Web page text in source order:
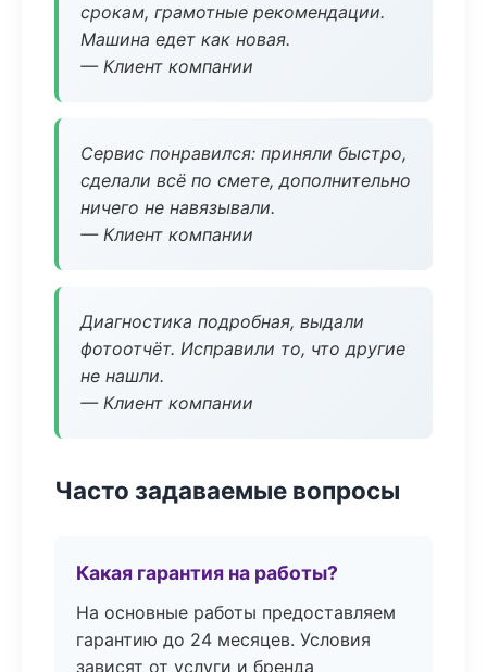
срокам, грамотные рекомендации.
Машина едет как новая.
— Клиент компании
Сервис понравился: приняли быстро,
сделали всё по смете, дополнительно
ничего не навязывали.
— Клиент компании
Диагностика подробная, выдали
фотоотчёт. Исправили то, что другие
не нашли.
— Клиент компании
Часто задаваемые вопросы
Какая гарантия на работы?
На основные работы предоставляем
гарантию до 24 месяцев. Условия
зависят от услуги и бренда